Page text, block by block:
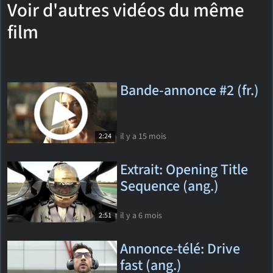
Voir d'autres vidéos du même
film
2:24
Bande-annonce #2 (fr.)
il y a 15 mois
2:51
Extrait: Opening Title
Sequence (ang.)
il y a 6 mois
Annonce-télé: Drive
fast (ang.)